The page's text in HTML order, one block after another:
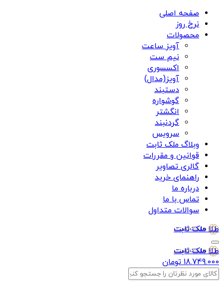
صفحه اصلی
نرخ روز
محصولات
آویز ساعت
نیم ست
اکسسوری
آویز(مدال)
دستبند
گوشواره
انگشتر
گردنبند
سرویس
وبلاگ ملک ثابت
قوانین و مقررات
گالری تصاویر
راهنمای خرید
درباره ما
تماس با ما
سوالات متداول
طلا ملک ثابت
طلا ملک ثابت
18.749.000 تومان